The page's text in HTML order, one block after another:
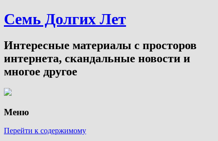
Семь Долгих Лет
Интересные материалы с просторов
интернета, скандальные новости и
многое другое
Меню
Перейти к содержимому